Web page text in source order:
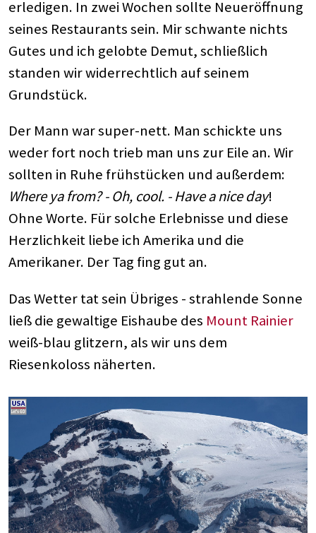
erledigen. In zwei Wochen sollte Neueröffnung
seines Restaurants sein. Mir schwante nichts
Gutes und ich gelobte Demut, schließlich
standen wir widerrechtlich auf seinem
Grundstück.
Der Mann war super-nett. Man schickte uns
weder fort noch trieb man uns zur Eile an. Wir
sollten in Ruhe frühstücken und außerdem:
Where ya from? - Oh, cool. - Have a nice day!
Ohne Worte. Für solche Erlebnisse und diese
Herzlichkeit liebe ich Amerika und die
Amerikaner. Der Tag fing gut an.
Das Wetter tat sein Übriges - strahlende Sonne
ließ die gewaltige Eishaube des Mount Rainier
weiß-blau glitzern, als wir uns dem
Riesenkoloss näherten.